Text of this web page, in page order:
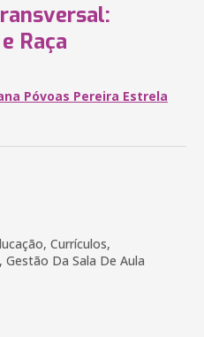
Raça
Póvoas Pereira Estrela
Currículos,
Da Sala De Aula